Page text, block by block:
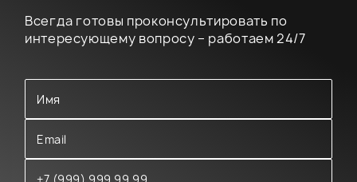
Всегда готовы проконсультировать по
интересующему вопросу – работаем 24/7